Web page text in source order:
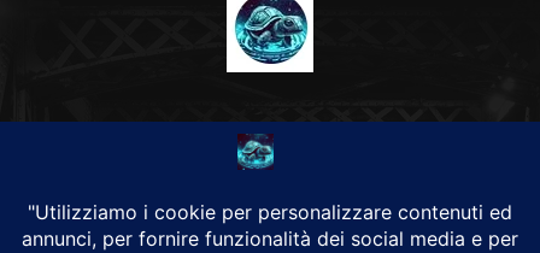
CHI SIAMO
Alground Geopolitica e Cyberwarfare.
Da una idea di Brunilde Trizio